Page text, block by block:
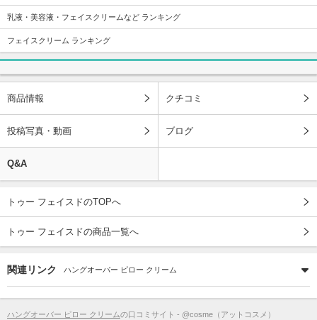
乳液・美容液・フェイスクリームなど ランキング
フェイスクリーム ランキング
商品情報 クチコミ
投稿写真・動画 ブログ
Q&A
トゥー フェイスドのTOPへ
トゥー フェイスドの商品一覧へ
関連リンク ハングオーバー ピロー クリーム
ハングオーバー ピロー クリームの口コミサイト - @cosme（アットコスメ）